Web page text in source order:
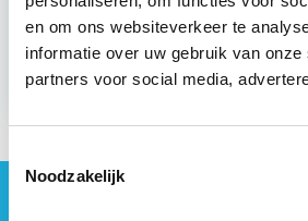
en om ons websiteverkeer te
informatie over uw gebruik van onze
partners voor social media,
Noodzakelijk
Meer